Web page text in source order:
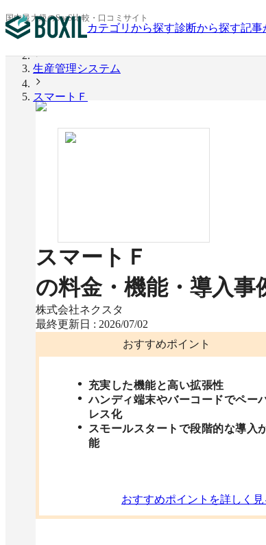
国内最大級のSaaS比較・口コミサイト
カテゴリから探す診断から探す記事
BOXIL
生産管理システム
スマートＦ
スマートＦ
の料金・機能・導入事
株式会社ネクスタ
最終更新日 : 2026/07/02
おすすめポイント
充実した機能と高い拡張性
ハンディ端末やバーコードでペー
レス化
スモールスタートで段階的な導入
能
おすすめポイントを詳しく見